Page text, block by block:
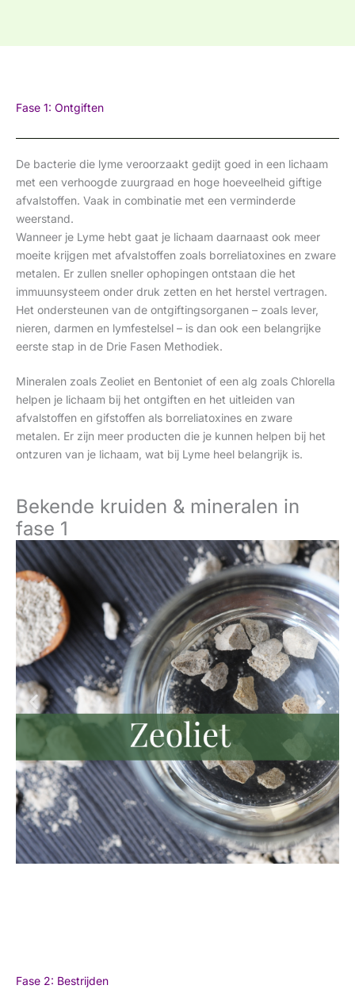
Fase 1: Ontgiften
De bacterie die lyme veroorzaakt gedijt goed in een lichaam
met een verhoogde zuurgraad en hoge hoeveelheid giftige
afvalstoffen. Vaak in combinatie met een verminderde
weerstand.
Wanneer je Lyme hebt gaat je lichaam daarnaast ook meer
moeite krijgen met afvalstoffen zoals borreliatoxines en zware
metalen. Er zullen sneller ophopingen ontstaan die het
immuunsysteem onder druk zetten en het herstel vertragen.
Het ondersteunen van de ontgiftingsorganen – zoals lever,
nieren, darmen en lymfestelsel – is dan ook een belangrijke
eerste stap in de Drie Fasen Methodiek.
Mineralen zoals Zeoliet en Bentoniet of een alg zoals Chlorella
helpen je lichaam bij het ontgiften en het uitleiden van
afvalstoffen en gifstoffen als borreliatoxines en zware
metalen. Er zijn meer producten die je kunnen helpen bij het
ontzuren van je lichaam, wat bij Lyme heel belangrijk is.
Bekende kruiden & mineralen in
fase 1
Fase 2: Bestrijden